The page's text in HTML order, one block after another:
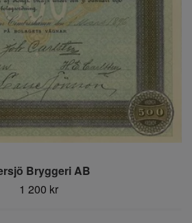
Bryggeri AB
1 200 kr